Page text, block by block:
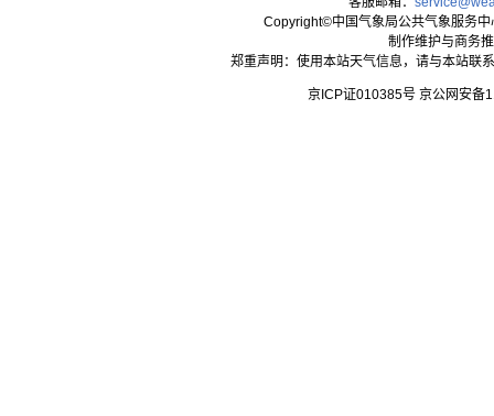
Copyright©中国气象局公共气象服务
制作维护与商务
郑重声明：使用本站天气信息，请与本站联
京ICP证010385号 京公网安备